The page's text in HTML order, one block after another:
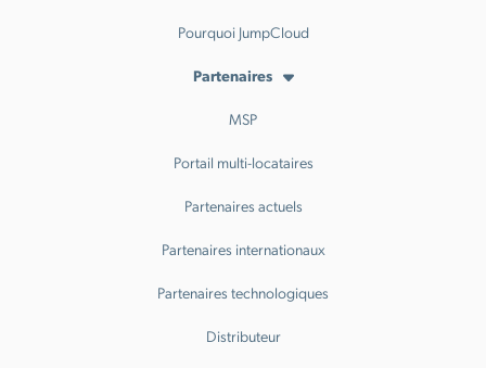
Pourquoi JumpCloud
Partenaires
MSP
Portail multi-locataires
Partenaires actuels
Partenaires internationaux
Partenaires technologiques
Distributeur